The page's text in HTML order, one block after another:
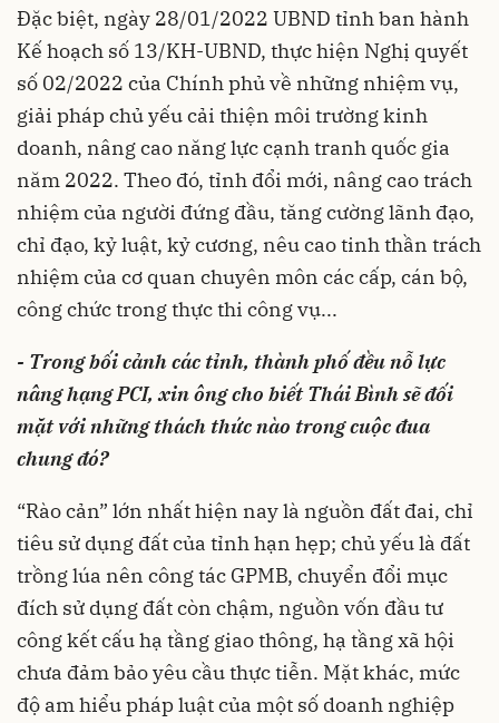
Đặc biệt, ngày 28/01/2022 UBND tỉnh ban hành
Kế hoạch số 13/KH-UBND, thực hiện Nghị quyết
số 02/2022 của Chính phủ về những nhiệm vụ,
giải pháp chủ yếu cải thiện môi trường kinh
doanh, nâng cao năng lực cạnh tranh quốc gia
năm 2022. Theo đó, tỉnh đổi mới, nâng cao trách
nhiệm của người đứng đầu, tăng cường lãnh đạo,
chỉ đạo, kỷ luật, kỷ cương, nêu cao tinh thần trách
nhiệm của cơ quan chuyên môn các cấp, cán bộ,
công chức trong thực thi công vụ...
- Trong bối cảnh các tỉnh, thành phố đều nỗ lực
nâng hạng PCI, xin ông cho biết Thái Bình sẽ đối
mặt với những thách thức nào trong cuộc đua
chung đó?
“Rào cản” lớn nhất hiện nay là nguồn đất đai, chỉ
tiêu sử dụng đất của tỉnh hạn hẹp; chủ yếu là đất
trồng lúa nên công tác GPMB, chuyển đổi mục
đích sử dụng đất còn chậm, nguồn vốn đầu tư
công kết cấu hạ tầng giao thông, hạ tầng xã hội
chưa đảm bảo yêu cầu thực tiễn. Mặt khác, mức
độ am hiểu pháp luật của một số doanh nghiệp